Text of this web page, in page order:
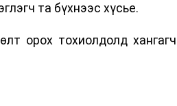
та бүхнээс хүсье.
орох тохиолдолд хангагч